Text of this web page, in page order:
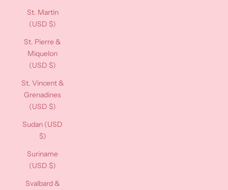
St. Martin
(USD $)
St. Pierre &
Miquelon
(USD $)
St. Vincent &
Grenadines
(USD $)
Sudan (USD
$)
Suriname
(USD $)
Svalbard &